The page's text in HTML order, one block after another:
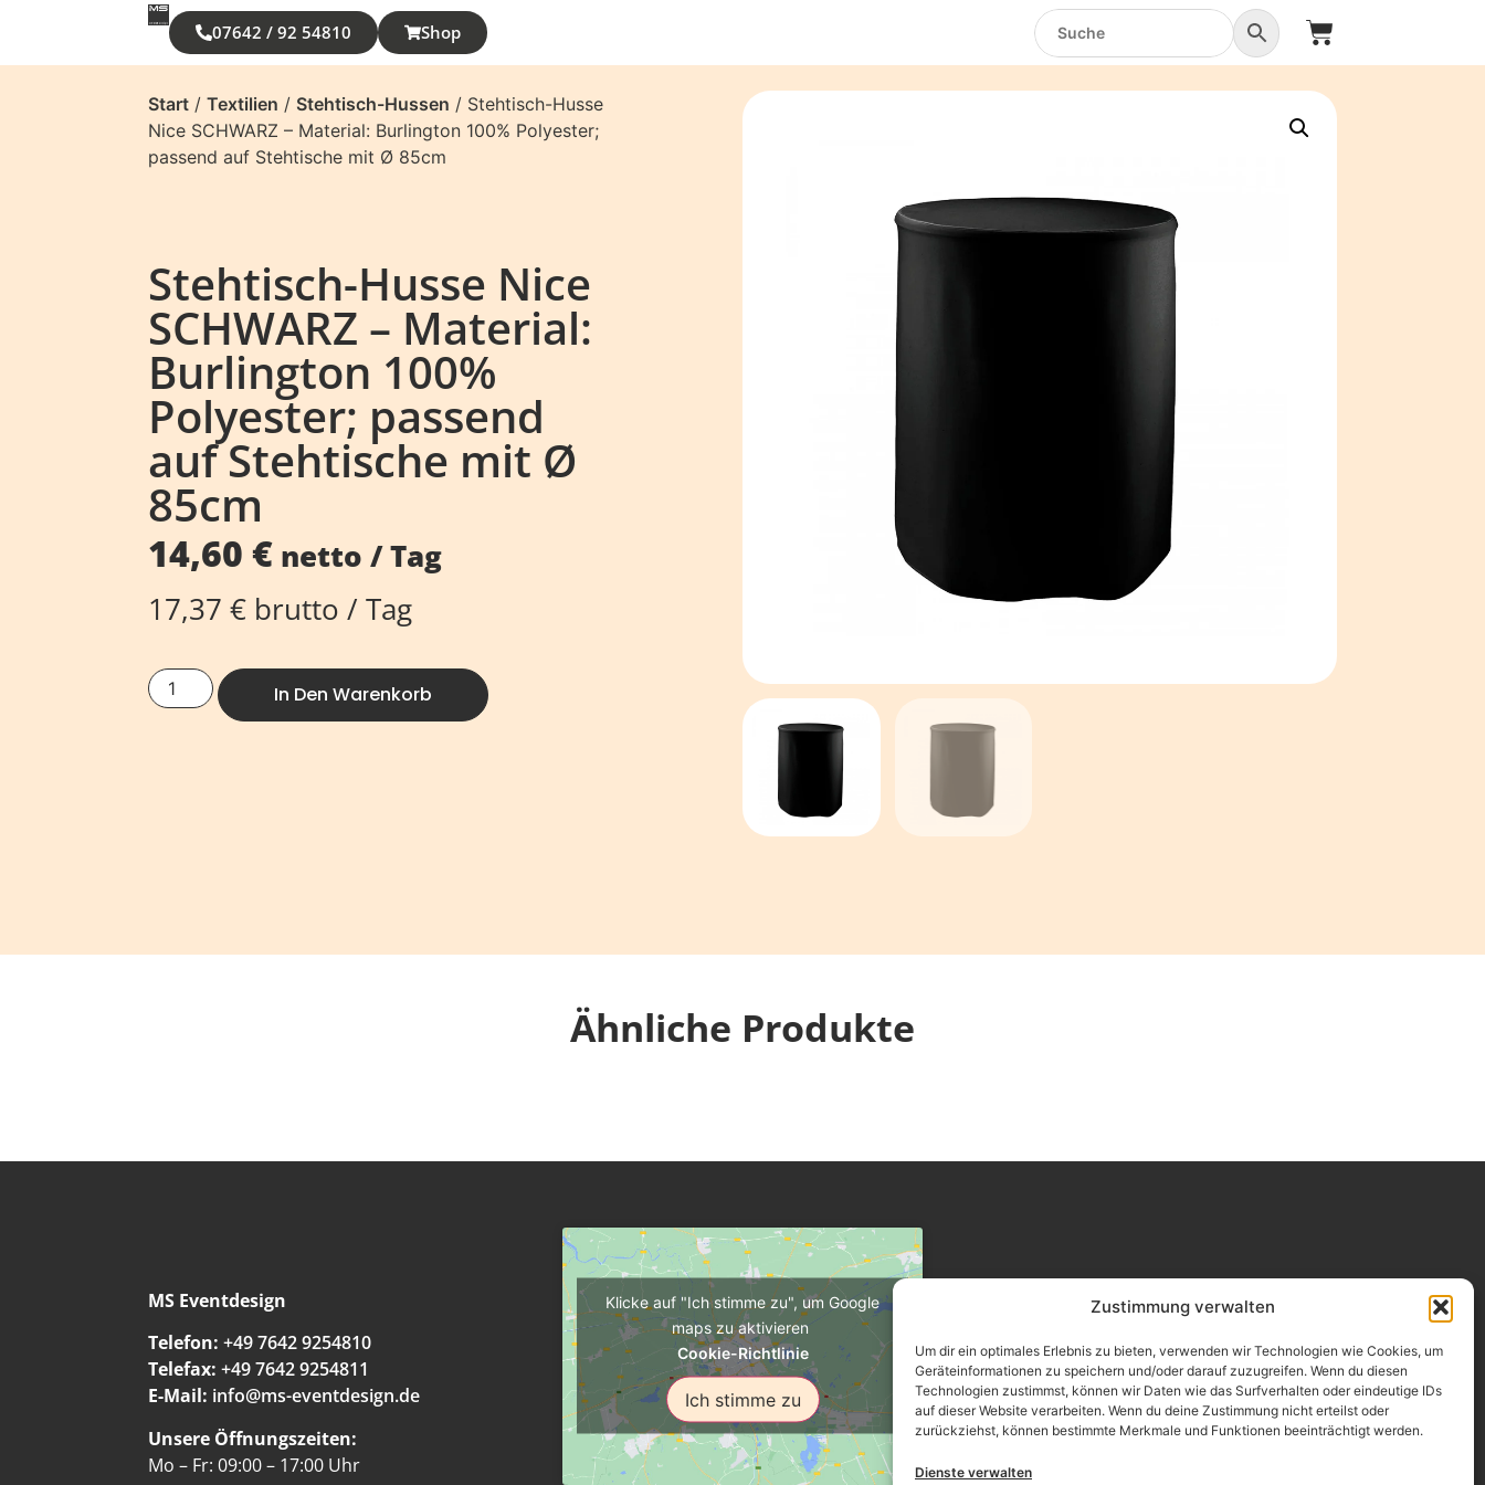
Zustimmung verwalten
Um dir ein optimales Erlebnis zu bieten, verwenden wir Technologien wie Cookies, um
Geräteinformationen zu speichern und/oder darauf zuzugreifen. Wenn du diesen
Technologien zustimmst, können wir Daten wie das Surfverhalten oder eindeutige IDs
auf dieser Website verarbeiten. Wenn du deine Zustimmung nicht erteilst oder
zurückziehst, können bestimmte Merkmale und Funktionen beeinträchtigt werden.
Dienste verwalten
07642 / 92 54810 Shop
Start /Textilien / Stehtisch-Hussen / Stehtisch-Husse
Nice SCHWARZ – Material: Burlington 100% Polyester;
passend auf Stehtische mit Ø 85cm
Stehtisch-Husse Nice
SCHWARZ – Material:
Burlington 100%
Polyester; passend
auf Stehtische mit Ø
85cm
14,60€ netto / Tag
17,37€ brutto / Tag
In Den Warenkorb
Ähnliche Produkte
MS Eventdesign
Telefon: +49 7642 9254810
Telefax: +49 7642 9254811
E-Mail: info@ms-eventdesign.de
Unsere Öffnungszeiten:
Mo – Fr: 09:00 – 17:00 Uhr
Klicke auf "Ich stimme zu", um Google
maps zu aktivieren
Cookie-Richtlinie
Ich stimme zu
Impressum
Datenschutz
Erklärung zur Barrierefreiheit
AGB